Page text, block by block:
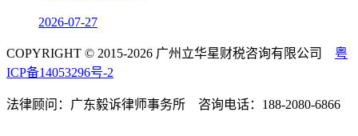
2026-07-27
COPYRIGHT © 2015-2026 广州立华星财税咨询有限公司 粤
ICP备14053296号-2
法律顾问：广东毅诉律师事务所 咨询电话：188-2080-6866